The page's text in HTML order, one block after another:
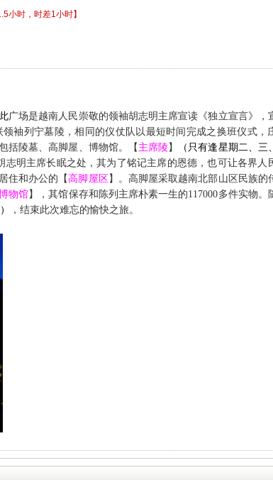
时，时差1小时】
广场是越南人民崇敬的领袖胡志明主席宣读《独立宣言》，
袖列宁墓陵，相同的仪仗队以最短时间完成之换班仪式，
括陵墓、高脚屋、 博物馆。【 主席陵 】
（只有逢星期二、三
志明主席长眠之处，其为了铭记主席的恩德，也可让各界人
住和办公的【高脚屋区】。高脚屋采取越南北部山区民族的
物馆】，其馆保存和陈列主席朴素一生的117000多件实物。
，结束此次难忘的愉快之旅。